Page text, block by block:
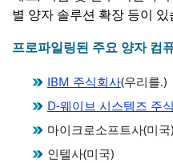
별 양자 솔루션 확장 등이 있
프로파일링된 주요 양자 컴
IBM 주식회사(우리를.)
D-웨이브 시스템즈 주
마이크로소프트사(미국)
인텔사(미국)